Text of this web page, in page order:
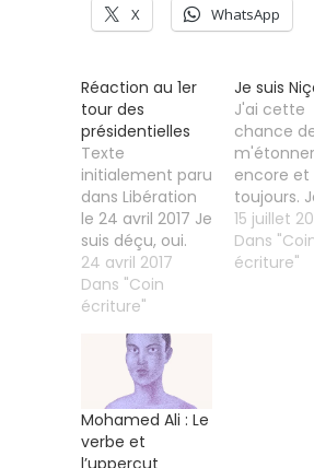
X WhatsApp
Réaction au 1er
tour des
présidentielles
Texte
initialement paru
dans Libération
le 24 avril 2017 Je
suis déçu, oui.
D’abord du score
de Hamon,
catastrophiquement
bas. Cela me fait
mal au cœur. Et
puis j’aurais
préféré que ce
soit Mélenchon
face à Le Pen,
cela aurait au
24 avril 2017
Dans "Coin
écriture"
Je suis
J'ai cette
chance
m'étonner
encore et
toujours.
surprends
dézinguer
icônes
15 juillet
Dans
écriture"
Mohamed Ali : Le
verbe et
l’uppercut